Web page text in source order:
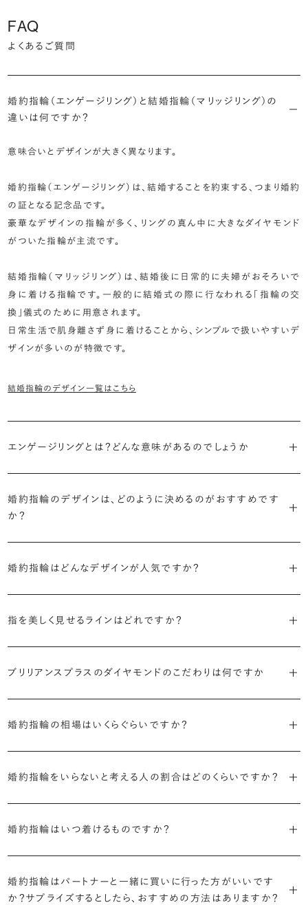
FAQ
よくあるご質問
婚約指輪（エンゲージリング）と結婚指輪（マリッジリング）の
違いは何ですか？
意味合いとデザインが大きく異なります。
婚約指輪（エンゲージリング）は、結婚することを約束する、つまり婚約
の証となる記念品です。
豪華なデザインの指輪が多く、リングの真ん中に大きなダイヤモンド
がついた指輪が主流です。
結婚指輪（マリッジリング）は、結婚後に日常的に夫婦がおそろいで
身に着ける指輪です。一般的に結婚式の際に行なわれる「指輪の交
換」儀式のために用意されます。
日常生活で肌身離さず身に着けることから、シンプルで扱いやすいデ
ザインが多いのが特徴です。
結婚指輪のデザイン一覧はこちら
エンゲージリングとは？どんな意味があるのでしょうか
リング」は婚約指輪の別名です。
婚約指輪のデザインは、どのように決めるのがおすすめです
か？
す。
流行に左右されないデザインであること、そして年齢を重ねた手にも
・着用シーンを想像して選ぶ
掛かりにくさに配慮されていたり、ダイヤモンドの大きさ自体も控えめ
・何を重要視するか明確にする
とはいえたくさんの選択肢の中から、たった一つのリングを選ぶのは
バイスを受けてみてください。より後悔のない婚約指輪選びにつなが
婚約指輪はどんなデザインが人気ですか？
リリアンスプラスでも不動の人気を誇ります。
主役のダイヤモンドの横に小ぶりなメレダイヤモンドでアクセントを添
・「ヘイロー」
指を美しく見せるラインはどれですか？
見えやすいと言われています。
てきます。ぜひ、所要時間30秒のブリリアンスプラスオリジナル診断を
婚約指輪診断を試してみる
ブリリアンスプラスのダイヤモンドのこだわりは何ですか
種類、品質、価格に至るまで、あらゆる価値観に合う多様なダイヤモン
きます。
流通の上流からの仕入れ、余分な在庫を持たない取り組みなどで、従
婚約指輪の相場はいくらぐらいですか？
平均で約43.8万円。30〜40万円未満の範囲で選ぶカップルが18.7%
も可能です。
婚約指輪をいらないと考える人の割合はどのくらいですか？
人は67.1%。そのうち婚約指輪を贈られた人は67.9%と、全体の約5割
婚約指輪は結婚するために必須のものではありませんが、中には「昔
から憧れがあったがパートナーに遠慮して欲しいと言い出せなかっ
婚約指輪はいつ着けるものですか？
ん。
婚約指輪はパートナーと一緒に買いに行った方がいいです
か？サプライズするとしたら、おすすめの方法はありますか？